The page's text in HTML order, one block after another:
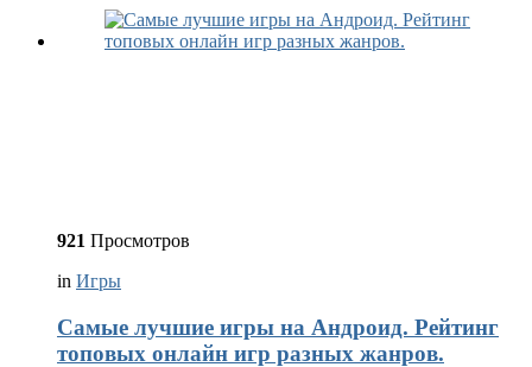
921 Просмотров
in Игры
Самые лучшие игры на Андроид. Рейтинг
топовых онлайн игр разных жанров.